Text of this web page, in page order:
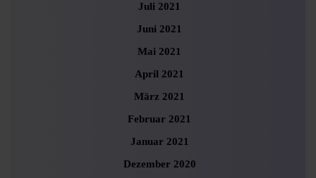
Juli 2021
Juni 2021
Mai 2021
April 2021
März 2021
Februar 2021
Januar 2021
Dezember 2020